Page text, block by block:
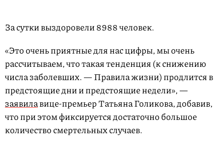
За сутки выздоровели 8988 человек.
«Это очень приятные для нас цифры, мы очень
рассчитываем, что такая тенденция (к снижению
числа заболевших. — Правила жизни) продлится в
предстоящие дни и предстоящие недели», —
заявилавице-премьер Татьяна Голикова, добавив,
что при этом фиксируется достаточно большое
количество смертельных случаев.